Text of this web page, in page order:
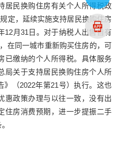
居民换购住房有关个人所得税政
定，延续实施支持居民换购住房
12月31日。对于纳税人出售自有
在同一城市重新购买住房的，可
已缴纳的个人所得税。具体服务
局关于支持居民换购住房个人所
》（2022年第21号）执行。这也
惠政策办理与以往一致，没有出
住房消费预期，进一步提振二手